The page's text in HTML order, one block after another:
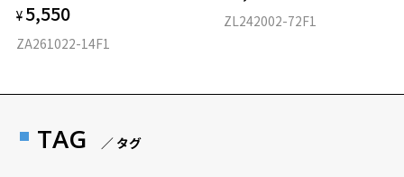
¥ 5,550
ZA261022-14F1
ZL242002-72F1
TAG ／ タグ